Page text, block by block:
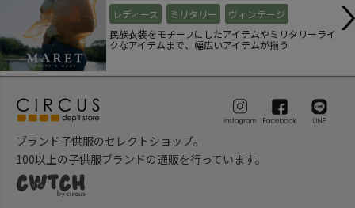
レディース ミリタリー
ヴィンテージ
民族衣装をモチーフにしたアイテムやミリタリーライ
クなアイテムまで、幅広いアイテムが揃う
ブランド子供服のセレクトショップ。
100以上の子供服ブランドの通販を行っています。